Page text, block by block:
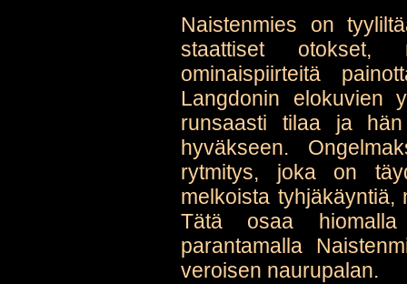
Naistenmies on
staattiset otokset,
ominaispiirteitä
Langdonin elokuvien
runsaasti tilaa ja
hyväkseen.
rytmitys, joka on
melkoista
Tätä osaa
parantamalla
veroisen naurupalan.